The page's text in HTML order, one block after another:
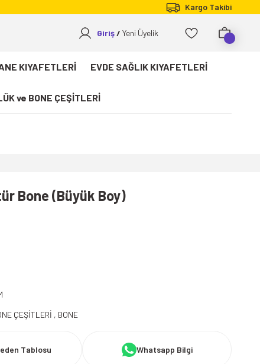
Kargo Takibi
Giriş Yeni Üyelik
KIYAFETLERİ EVDE SAĞLIK KIYAFETLERİ
ve BONE ÇEŞİTLERİ
Bone (Büyük Boy)
ÇEŞİTLERİ , BONE
Tablosu Whatsapp Bilgi